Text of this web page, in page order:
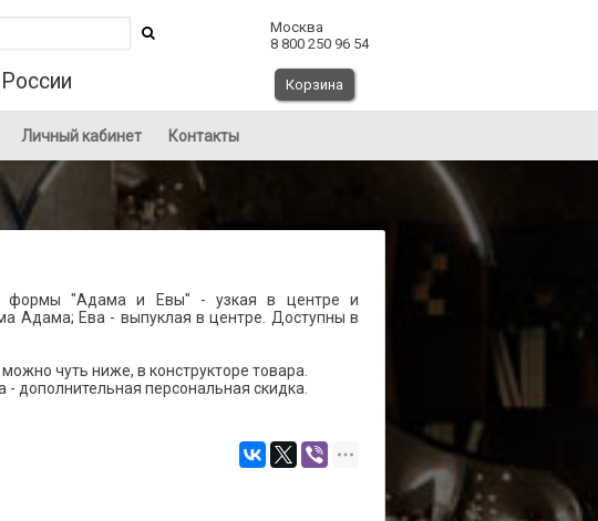
Москва
8 800 250 96 54
Корзина
Личный кабинет Контакты
формы "Адама и Евы" - узкая в центре и
Адама; Ева - выпуклая в центре. Доступны в
чуть ниже, в конструкторе товара.
- дополнительная персональная скидка.